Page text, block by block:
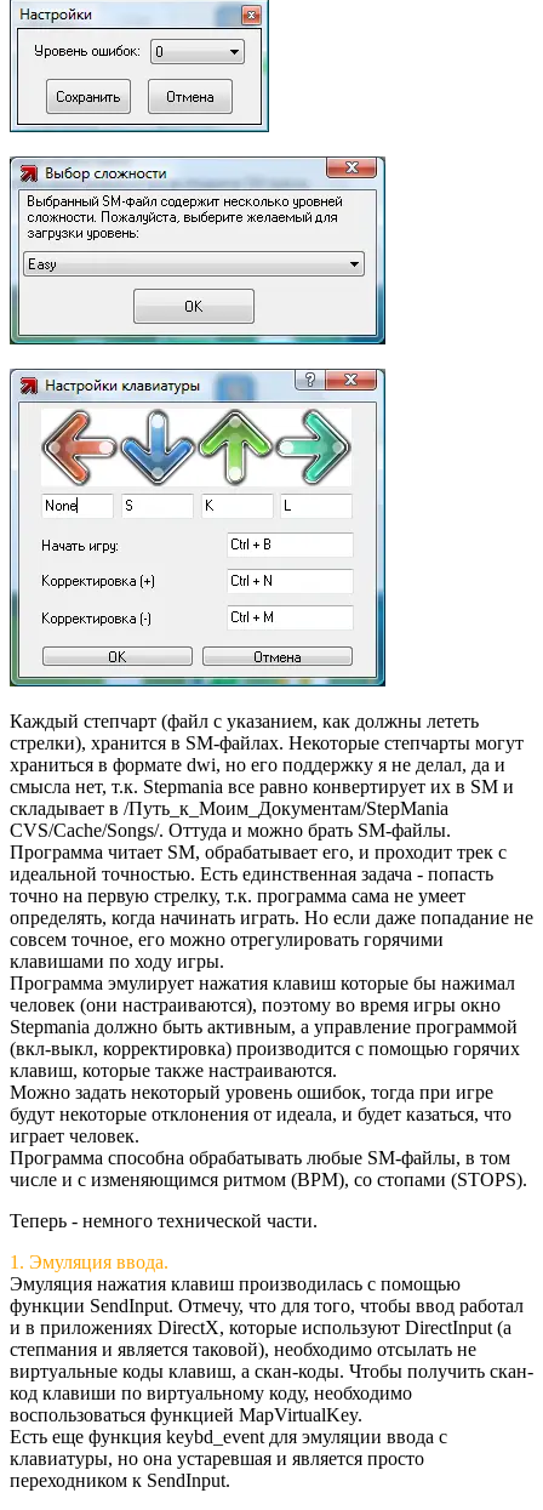
Каждый степчарт (файл с указанием, как должны лететь
стрелки), хранится в SM-файлах. Некоторые степчарты могут
храниться в формате dwi, но его поддержку я не делал, да и
смысла нет, т.к. Stepmania все равно конвертирует их в SM и
складывает в /Путь_к_Моим_Документам/StepMania
CVS/Cache/Songs/. Оттуда и можно брать SM-файлы.
Программа читает SM, обрабатывает его, и проходит трек с
идеальной точностью. Есть единственная задача - попасть
точно на первую стрелку, т.к. программа сама не умеет
определять, когда начинать играть. Но если даже попадание не
совсем точное, его можно отрегулировать горячими
клавишами по ходу игры.
Программа эмулирует нажатия клавиш которые бы нажимал
человек (они настраиваются), поэтому во время игры окно
Stepmania должно быть активным, а управление программой
(вкл-выкл, корректировка) производится с помощью горячих
клавиш, которые также настраиваются.
Можно задать некоторый уровень ошибок, тогда при игре
будут некоторые отклонения от идеала, и будет казаться, что
играет человек.
Программа способна обрабатывать любые SM-файлы, в том
числе и с изменяющимся ритмом (BPM), со стопами (STOPS).
Теперь - немного технической части.
1. Эмуляция ввода.
Эмуляция нажатия клавиш производилась с помощью
функции SendInput. Отмечу, что для того, чтобы ввод работал
и в приложениях DirectX, которые используют DirectInput (а
степмания и является таковой), необходимо отсылать не
виртуальные коды клавиш, а скан-коды. Чтобы получить скан-
код клавиши по виртуальному коду, необходимо
воспользоваться функцией MapVirtualKey.
Есть еще функция keybd_event для эмуляции ввода с
клавиатуры, но она устаревшая и является просто
переходником к SendInput.